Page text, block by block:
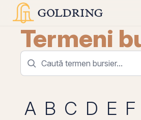
Termeni
A B C D E F